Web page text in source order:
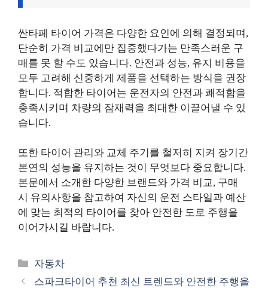
싼타페 타이어 가격은 다양한 요인에 의해 결정되며,
단순히 가격 비교에만 집중했다가는 만족스러운 구
매를 못 할 수도 있습니다. 안전과 성능, 유지 비용을
모두 고려해 신중하게 제품을 선택하는 방식을 권장
합니다. 적합한 타이어는 운전자의 안전과 쾌적함을
충족시키며 차량의 잠재력을 최대한 이끌어낼 수 있
습니다.
또한 타이어 관리와 교체 주기를 철저히 지켜 장기간
본연의 성능을 유지하는 것이 무엇보다 중요합니다.
본문에서 소개한 다양한 브랜드와 가격 비교, 구매
시 유의사항을 참고하여 자신의 운전 스타일과 예산
에 맞는 최적의 타이어를 찾아 안전한 도로 주행을
이어가시길 바랍니다.
카
테
자동차
스파크타이어 추천 최신 트렌드와 안전한 주행을